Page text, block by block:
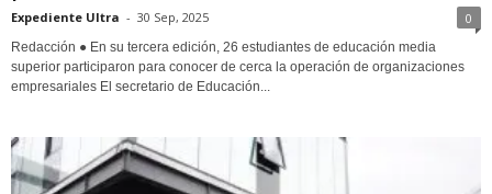
Expediente Ultra - 30 Sep, 2025 0
Redacción ● En su tercera edición, 26 estudiantes de educación media
superior participaron para conocer de cerca la operación de organizaciones
empresariales El secretario de Educación...